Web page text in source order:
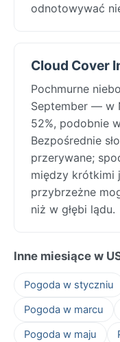
odnotowywać
Cloud Cover
Pochmurne
September — w
52%, podobnie
Bezpośrednie
przerywane;
między krótkimi
przybrzeżne
niż w głębi lądu.
Inne miesiące w
Pogoda w styczniu
Pogoda w marcu
Pogoda w maju